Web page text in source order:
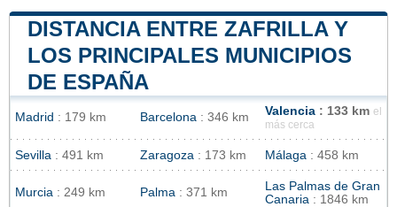
DISTANCIA ENTRE ZAFRILLA Y
LOS PRINCIPALES MUNICIPIOS
DE ESPAÑA
Madrid : 179 km Barcelona : 346 km Valencia : 133 km el
más cerca
Sevilla : 491 km Zaragoza : 173 km Málaga : 458 km
Murcia : 249 km Palma : 371 km
Las Palmas de Gran
Canaria : 1846 km